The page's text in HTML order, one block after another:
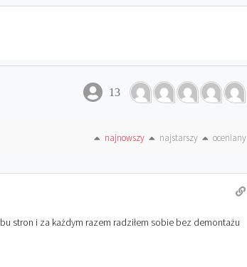
13
najnowszy najstarszy oceniany
stron i za każdym razem radziłem sobie bez demontażu